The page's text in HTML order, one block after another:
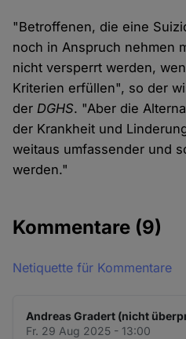
"Betroffenen, die eine
noch in Anspruch nehmen
nicht versperrt werden,
Kriterien erfüllen", so der
derDGHS. "Aber die
der Krankheit und
weitaus umfassender und
werden."
Kommentare (9)
Netiquette für Kommentare
Andreas Gradert (nicht
Fr. 29 Aug 2025 - 13:00